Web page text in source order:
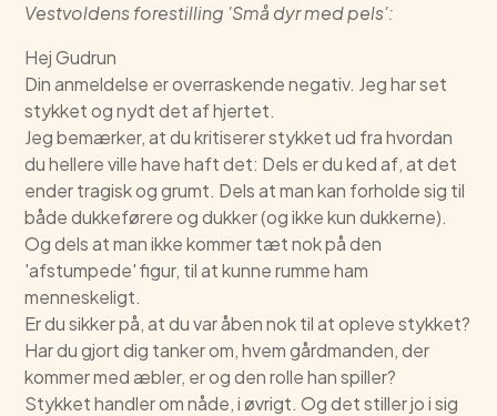
Vestvoldens forestilling 'Små dyr med pels':
Hej Gudrun
Din anmeldelse er overraskende negativ. Jeg har set
stykket og nydt det af hjertet.
Jeg bemærker, at du kritiserer stykket ud fra hvordan
du hellere ville have haft det: Dels er du ked af, at det
ender tragisk og grumt. Dels at man kan forholde sig til
både dukkeførere og dukker (og ikke kun dukkerne).
Og dels at man ikke kommer tæt nok på den
'afstumpede' figur, til at kunne rumme ham
menneskeligt.
Er du sikker på, at du var åben nok til at opleve stykket?
Har du gjort dig tanker om, hvem gårdmanden, der
kommer med æbler, er og den rolle han spiller?
Stykket handler om nåde, i øvrigt. Og det stiller jo i sig